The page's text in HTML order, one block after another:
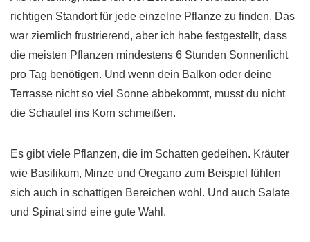
richtigen Standort für jede einzelne Pflanze zu finden. Das
war ziemlich frustrierend, aber ich habe festgestellt, dass
die meisten Pflanzen mindestens 6 Stunden Sonnenlicht
pro Tag benötigen. Und wenn dein Balkon oder deine
Terrasse nicht so viel Sonne abbekommt, musst du nicht
die Schaufel ins Korn schmeißen.
Es gibt viele Pflanzen, die im Schatten gedeihen. Kräuter
wie Basilikum, Minze und Oregano zum Beispiel fühlen
sich auch in schattigen Bereichen wohl. Und auch Salate
und Spinat sind eine gute Wahl.